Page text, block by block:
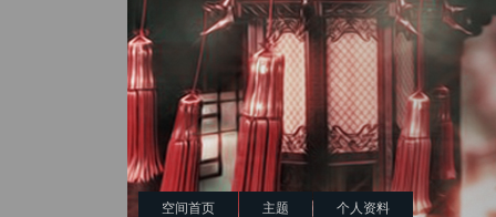
空间首页 主题 个人资料